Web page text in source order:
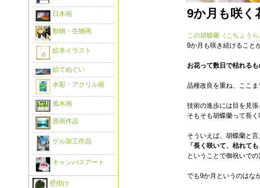
9か月も咲く
この胡蝶蘭（こちょう
9か月も咲き続けること
お花って数日で枯れる
品種改良を重ね、ここま
技術の進歩には目を見張
そもそも胡蝶蘭って長く
そういえば、胡蝶蘭と言
「長く咲いて、枯れても
ということで御祝いで
でも9か月というのはな
日本画
動物・生物画
絵本イラスト
絵てぬぐい
水彩・アクリル画
風水画
原画作品
ゲル加工作品
キャンバスアート
壁掛け